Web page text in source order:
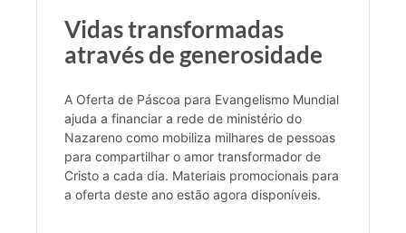
Vidas transformadas
através de generosidade
A Oferta de Páscoa para Evangelismo Mundial
ajuda a financiar a rede de ministério do
Nazareno como mobiliza milhares de pessoas
para compartilhar o amor transformador de
Cristo a cada dia. Materiais promocionais para
a oferta deste ano estão agora disponíveis.